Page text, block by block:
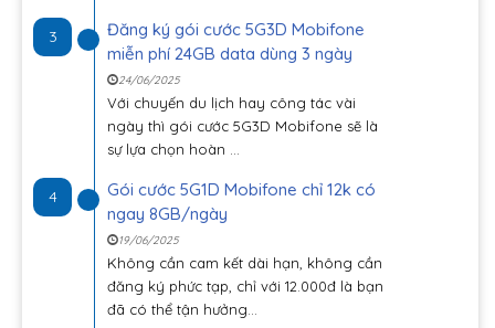
3
Đăng ký gói cước 5G3D Mobifone
miễn phí 24GB data dùng 3 ngày
24/06/2025
Với chuyến du lịch hay công tác vài
ngày thì gói cước 5G3D Mobifone sẽ là
sự lựa chọn hoàn ...
4
Gói cước 5G1D Mobifone chỉ 12k có
ngay 8GB/ngày
19/06/2025
Không cần cam kết dài hạn, không cần
đăng ký phức tạp, chỉ với 12.000đ là bạn
đã có thể tận hưởng...